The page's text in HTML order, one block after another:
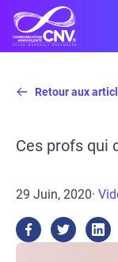
Retour aux
Ces profs qui
29 Juin, 2020·